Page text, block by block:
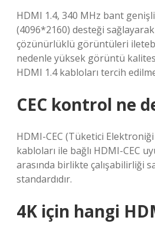
HDMI 1.4, 340 MHz bant
(4096*2160) desteği
çözünürlüklü görüntüleri
nedenle yüksek görüntü
HDMI 1.4 kabloları tercih
CEC kontrol ne
HDMI-CEC (Tüketici
kabloları ile bağlı HDMI-CEC
arasında birlikte çalışabilirliği
standardıdır.
4K için hangi